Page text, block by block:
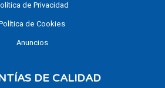
de Privacidad
de Cookies
Anuncios
DE CALIDAD